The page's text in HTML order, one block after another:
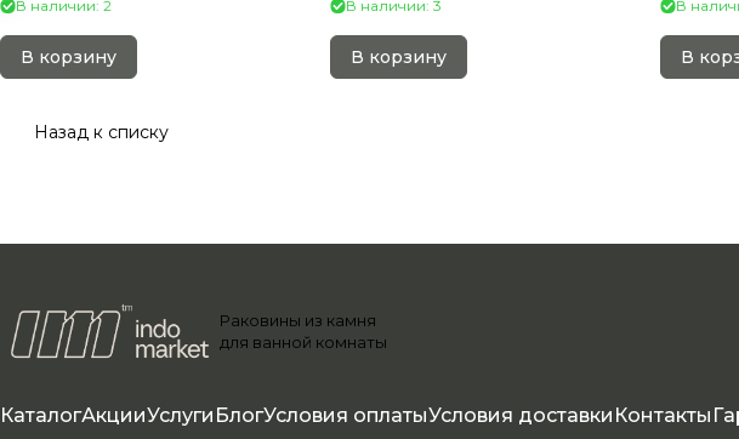
В наличии: 2
В корзину
В наличии: 3
В корзину
В
В
Назад к списку
Раковины из камня
для ванной комнаты
КаталогАкцииУслуги БлогУсловия оплатыУсловия доставки Контакты